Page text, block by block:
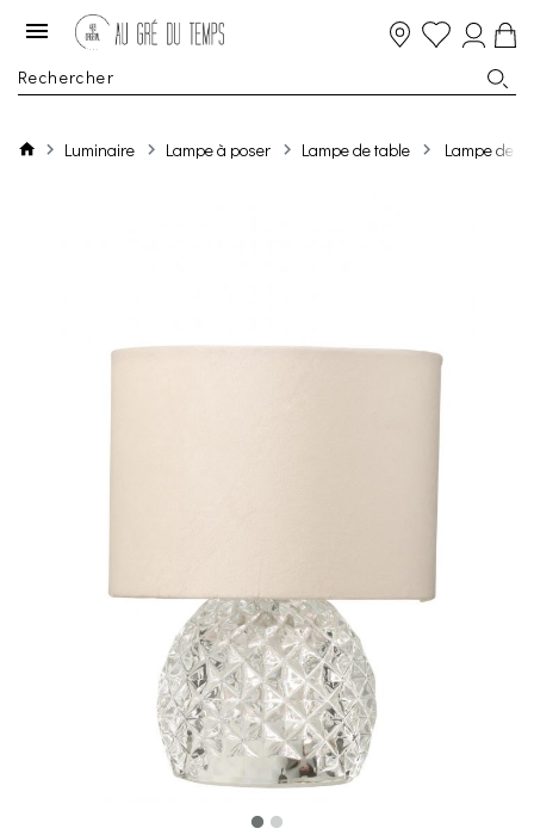
Luminaire Lampe à poser Lampe de table Lampe de